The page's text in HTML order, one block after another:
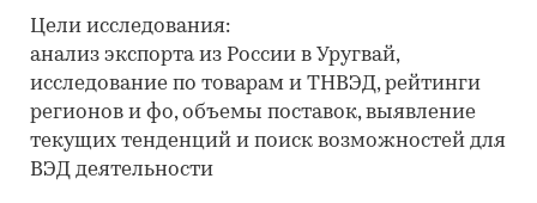
Цели исследования:
анализ экспорта из России в Уругвай,
исследование по товарам и ТНВЭД, рейтинги
регионов и фо, объемы поставок, выявление
текущих тенденций и поиск возможностей для
ВЭД деятельности